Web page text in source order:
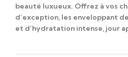
beauté luxueux. Offrez à vos
d’exception , les enveloppant de
et d’hydratation intense , jour